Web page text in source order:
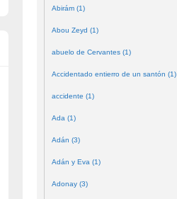
Abirám (1)
Abou Zeyd (1)
abuelo de Cervantes (1)
Accidentado entierro de un santón (1)
accidente (1)
Ada (1)
Adán (3)
Adán y Eva (1)
Adonay (3)